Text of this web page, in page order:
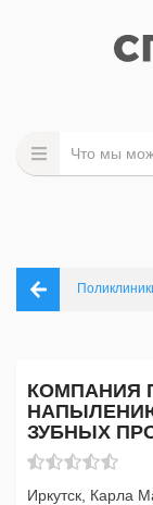
КОМПАНИЯ
ЗУБНЫХ
Иркутск, Карла